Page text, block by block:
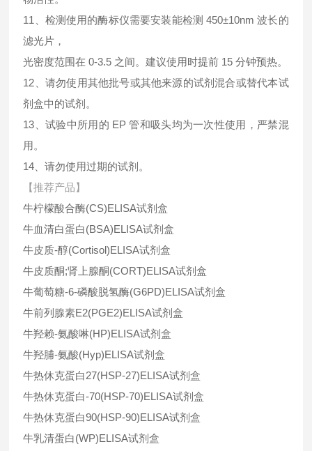
11、检测使用的酶标仪需要安装能检测 450±10nm 波长的
滤光片，
光密度范围在 0-3.5 之间。建议使用时提前 15 分钟预热。
12、请勿使用其他批号或其他来源的试剂混合或替代本试
剂盒中的试剂。
13、试验中所用的 EP 管和吸头均为一次性使用，严禁混
用。
14、请勿使用过期的试剂。
【推荐产品】
牛柠檬酸合酶(CS)ELISA试剂盒
牛血清白蛋白(BSA)ELISA试剂盒
牛皮质-醇(Cortisol)ELISA试剂盒
牛皮质酮;肾上腺酮(CORT)ELISA试剂盒
牛葡萄糖-6-磷酸脱氢酶(G6PD)ELISA试剂盒
牛前列腺素E2(PGE2)ELISA试剂盒
牛羟赖-氨酸啉(HP)ELISA试剂盒
牛羟脯-氨酸(Hyp)ELISA试剂盒
牛热休克蛋白27(HSP-27)ELISA试剂盒
牛热休克蛋白-70(HSP-70)ELISA试剂盒
牛热休克蛋白90(HSP-90)ELISA试剂盒
牛乳清蛋白(WP)ELISA试剂盒